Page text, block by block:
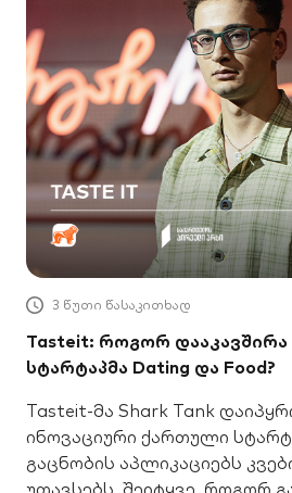
3 წუთი წასაკითხად
Tasteit: როგორ
სტარტაპმა Dating და Food?
Tasteit-მა Shark Tank
ინოვაციური ქართული
გაცნობის აპლიკაციებს
უთავსებს. შეიტყვე, როგორ